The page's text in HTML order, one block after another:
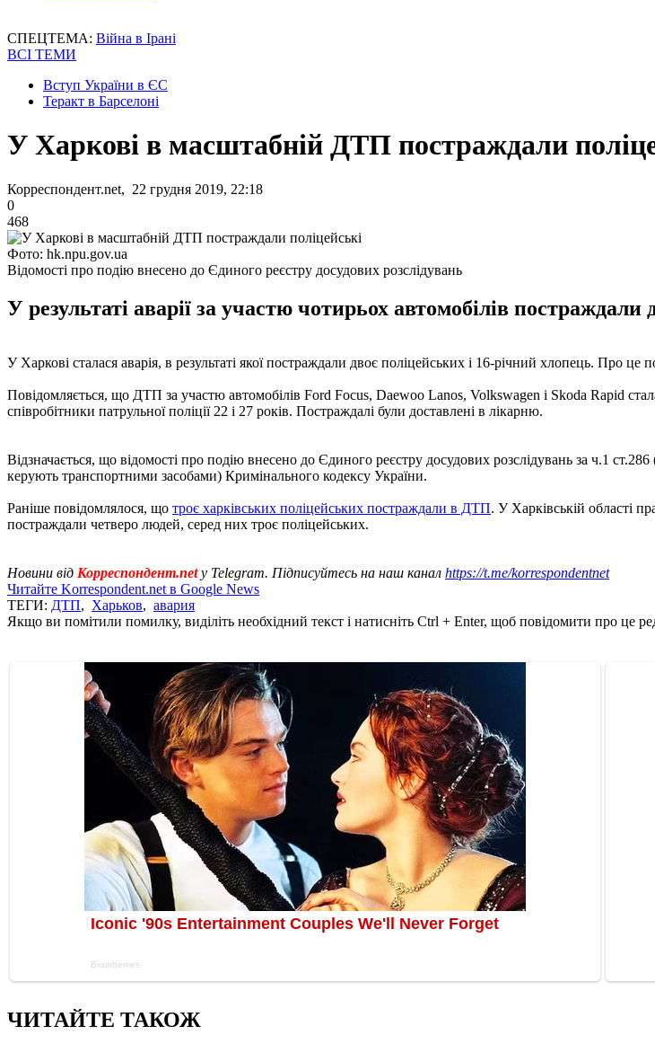
СПЕЦТЕМА: Війна в Ірані
ВСІ ТЕМИ
Вступ України в ЄС
Теракт в Барселоні
У Харкові в масштабній ДТП постраждали
Корреспондент.net, 22 грудня 2019, 22:18
0
468
Фото: hk.npu.gov.ua
Відомості про подію внесено до Єдиного реєстру досудових розслідувань
У результаті аварії за участю чотирьох автомобілів постраждали
У Харкові сталася аварія, в результаті якої постраждали двоє поліцейських і 16-річний хлопець. Про це
Повідомляється, що ДТП за участю автомобілів Ford Focus, Daewoo Lanos, Volkswagen і Skoda Rapid
співробітники патрульної поліції 22 і 27 років. Постраждалі були доставлені в лікарню.
Відзначається, що відомості про подію внесено до Єдиного реєстру досудових розслідувань за ч.1
керують транспортними засобами) Кримінального кодексу України.
Раніше повідомлялося, що троє харківських поліцейських постраждали в ДТП. У Харківській області
постраждали четверо людей, серед них троє поліцейських.
Новини від Корреспондент.netу Telegram. Підписуйтесь на наш канал https://t.me/korrespondentnet
Читайте Korrespondent.net в Google News
ТЕГИ: ДТП, Харьков, авария
Якщо ви помітили помилку, виділіть необхідний текст і натисніть Ctrl + Enter, щоб повідомити про це
ЧИТАЙТЕ ТАКОЖ